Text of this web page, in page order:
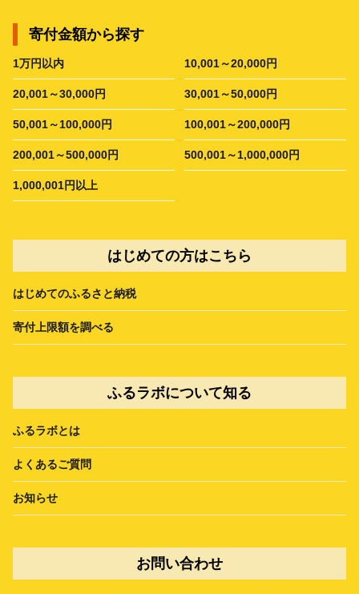
寄付金額から探す
1万円以内 10,001～20,000円
20,001～30,000円 30,001～50,000円
50,001～100,000円 100,001～200,000円
200,001～500,000円 500,001～1,000,000円
1,000,001円以上
はじめての方はこちら
はじめてのふるさと納税
寄付上限額を調べる
ふるラボについて知る
ふるラボとは
よくあるご質問
お知らせ
お問い合わせ